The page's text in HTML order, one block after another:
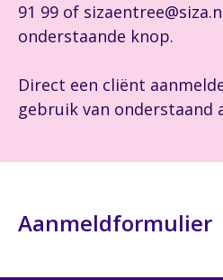
91 99 of
onderstaande knop.
Direct een cliënt
gebruik van onderstaand
Aanmeldformulier
this